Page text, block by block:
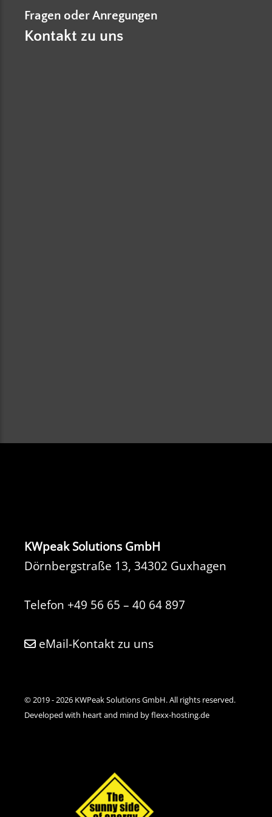
Fragen oder Anregungen
Kontakt zu uns
KWpeak Solutions GmbH
Dörnbergstraße 13, 34302 Guxhagen
Telefon +49 56 65 – 40 64 897
eMail-Kontakt zu uns
© 2019 - 2026 KWPeak Solutions GmbH. All rights reserved.
Developed with heart and mind by flexx-hosting.de